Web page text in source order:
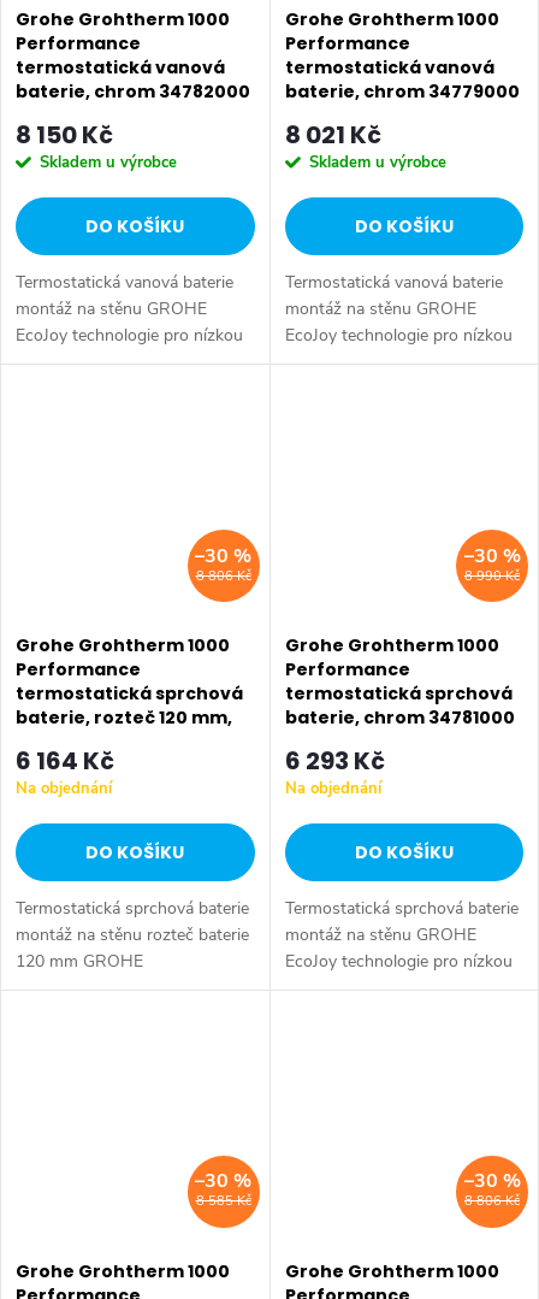
Grohe Grohtherm 1000
Performance
termostatická vanová
baterie, chrom 34782000
8 150 Kč
Skladem u výrobce
DO KOŠÍKU
Termostatická vanová baterie
montáž na stěnu GROHE
EcoJoy technologie pro nízkou
spotřebu vody a perfektní
Grohe Grohtherm 1000
Performance
termostatická vanová
baterie, chrom 34779000
8 021 Kč
Skladem u výrobce
DO KOŠÍKU
Termostatická vanová baterie
montáž na stěnu GROHE
EcoJoy technologie pro nízkou
spotřebu vody a perfektní
8 806 Kč
–30 %
Grohe Grohtherm 1000
Performance
termostatická sprchová
baterie, rozteč 120 mm,
6 164 Kč
Na objednání
DO KOŠÍKU
Termostatická sprchová baterie
montáž na stěnu rozteč baterie
120 mm GROHE
EcoJoy technologie pro nízkou
8 990 Kč
–30 %
Grohe Grohtherm 1000
Performance
termostatická sprchová
baterie, chrom 34781000
6 293 Kč
Na objednání
DO KOŠÍKU
Termostatická sprchová baterie
montáž na stěnu GROHE
EcoJoy technologie pro nízkou
spotřebu vody a perfektní
8 585 Kč
–30 %
Grohe Grohtherm 1000
8 806 Kč
–30 %
Grohe Grohtherm 1000